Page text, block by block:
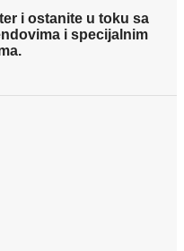
i ostanite u toku sa
i specijalnim